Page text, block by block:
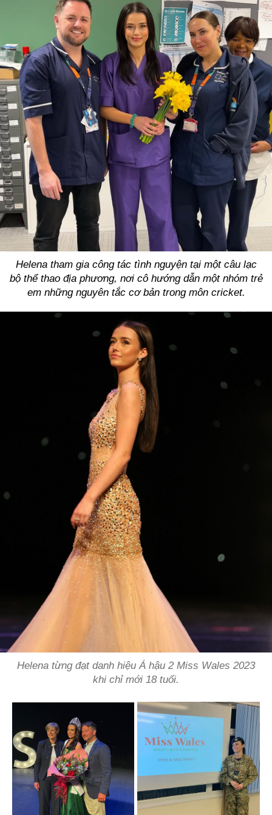
Helena tham gia công tác tình nguyện tại một câu lạc
bộ thể thao địa phương, nơi cô hướng dẫn một nhóm trẻ
em những nguyên tắc cơ bản trong môn cricket.
Helena từng đạt danh hiệu Á hậu 2 Miss Wales 2023
khi chỉ mới 18 tuổi.